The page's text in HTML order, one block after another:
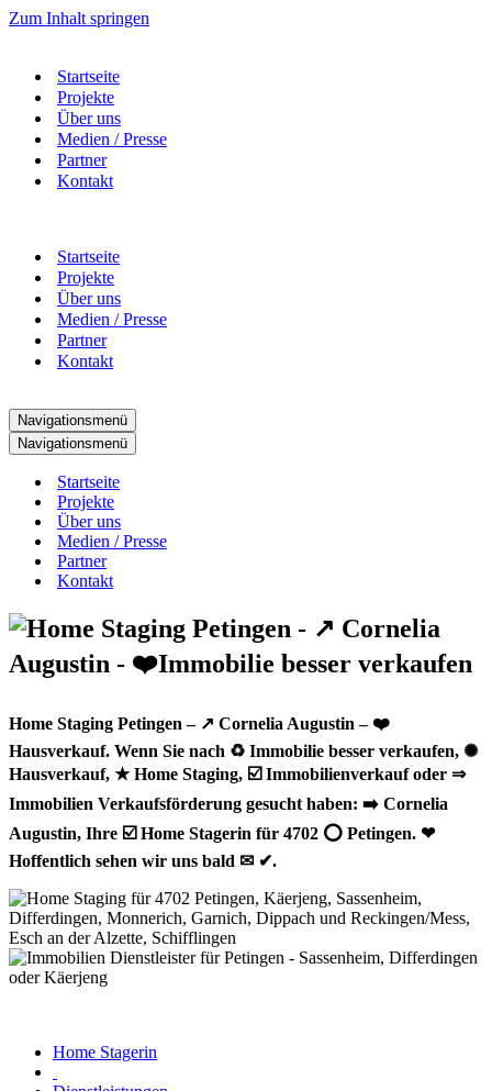
Zum Inhalt springen
Startseite
Projekte
Über uns
Medien / Presse
Partner
Kontakt
Startseite
Projekte
Über uns
Medien / Presse
Partner
Kontakt
Navigationsmenü
Navigationsmenü
Startseite
Projekte
Über uns
Medien / Presse
Partner
Kontakt
Home Staging Petingen – ↗️ Cornelia Augustin – ❤️
Hausverkauf. Wenn Sie nach ♻ Immobilie besser verkaufen, ✺
Hausverkauf, ★ Home Staging, ☑️ Immobilienverkauf oder ⇒
Immobilien Verkaufsförderung gesucht haben: ➡️ Cornelia
Augustin, Ihre ☑️ Home Stagerin für 4702 ⭕ Petingen. ❤
Hoffentlich sehen wir uns bald ✉ ✔.
Home Stagerin